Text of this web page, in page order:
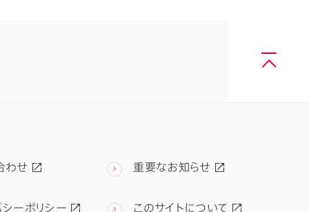
わせ 重要なお知らせ
シーポリシー このサイトについて